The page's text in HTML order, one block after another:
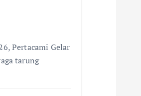
Pertacami Gelar
tarung